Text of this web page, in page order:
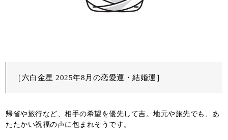
［六白金星 2025年8月の恋愛運・結婚運］
帰省や旅行など、相手の希望を優先して吉。地元や旅先でも、あ
たたかい祝福の声に包まれそうです。